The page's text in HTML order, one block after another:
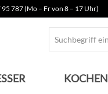
787 (Mo – Fr von 8 – 17 Uhr)
KOCHEN